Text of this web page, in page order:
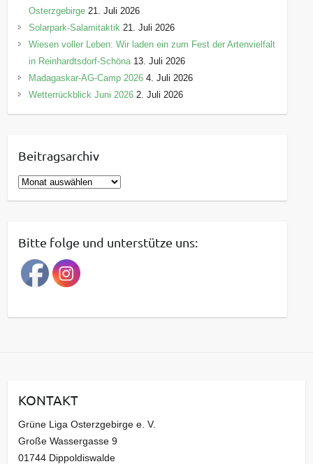
Osterzgebirge 21. Juli 2026
Solarpark-Salamitaktik 21. Juli 2026
Wiesen voller Leben: Wir laden ein zum Fest der Artenvielfalt
in Reinhardtsdorf-Schöna 13. Juli 2026
Madagaskar-AG-Camp 2026 4. Juli 2026
Wetterrückblick Juni 2026 2. Juli 2026
Beitragsarchiv
B
e
r
a
g
a
v
Bitte folge und unterstütze uns:
KONTAKT
Grüne Liga Osterzgebirge e. V.
Große Wassergasse 9
01744 Dippoldiswalde